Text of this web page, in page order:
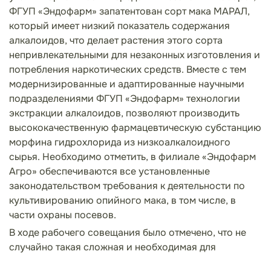
ФГУП «Эндофарм» запатентован сорт мака МАРАЛ,
который имеет низкий показатель содержания
алкалоидов, что делает растения этого сорта
непривлекательными для незаконных изготовления и
потребления наркотических средств. Вместе с тем
модернизированные и адаптированные научными
подразделениями ФГУП «Эндофарм» технологии
экстракции алкалоидов, позволяют производить
высококачественную фармацевтическую субстанцию
морфина гидрохлорида из низкоалкалоидного
сырья. Необходимо отметить, в филиале «Эндофарм
Агро» обеспечиваются все установленные
законодательством требования к деятельности по
культивированию опийного мака, в том числе, в
части охраны посевов.
В ходе рабочего совещания было отмечено, что не
случайно такая сложная и необходимая для